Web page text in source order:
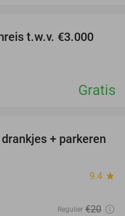
t.w.v. €3.000
Gratis
50%
+ parkeren
9.4 star
Regulier €20